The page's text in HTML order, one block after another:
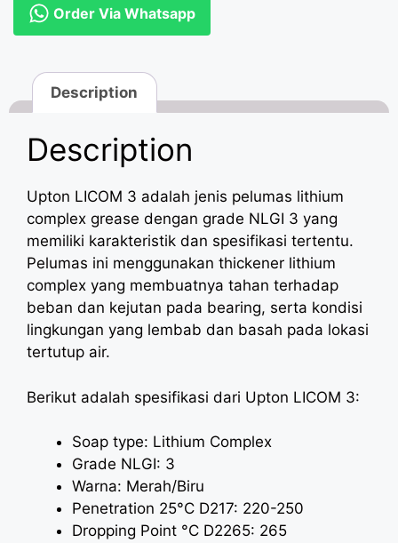
Order Via Whatsapp
Description
Description
Upton LICOM 3 adalah jenis pelumas lithium
complex grease dengan grade NLGI 3 yang
memiliki karakteristik dan spesifikasi tertentu.
Pelumas ini menggunakan thickener lithium
complex yang membuatnya tahan terhadap
beban dan kejutan pada bearing, serta kondisi
lingkungan yang lembab dan basah pada lokasi
tertutup air.
Berikut adalah spesifikasi dari Upton LICOM 3:
Soap type: Lithium Complex
Grade NLGI: 3
Warna: Merah/Biru
Penetration 25°C D217: 220-250
Dropping Point °C D2265: 265